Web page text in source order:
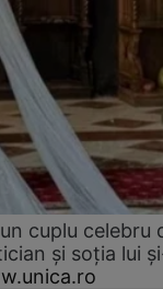
cuplu celebru
și soția lui